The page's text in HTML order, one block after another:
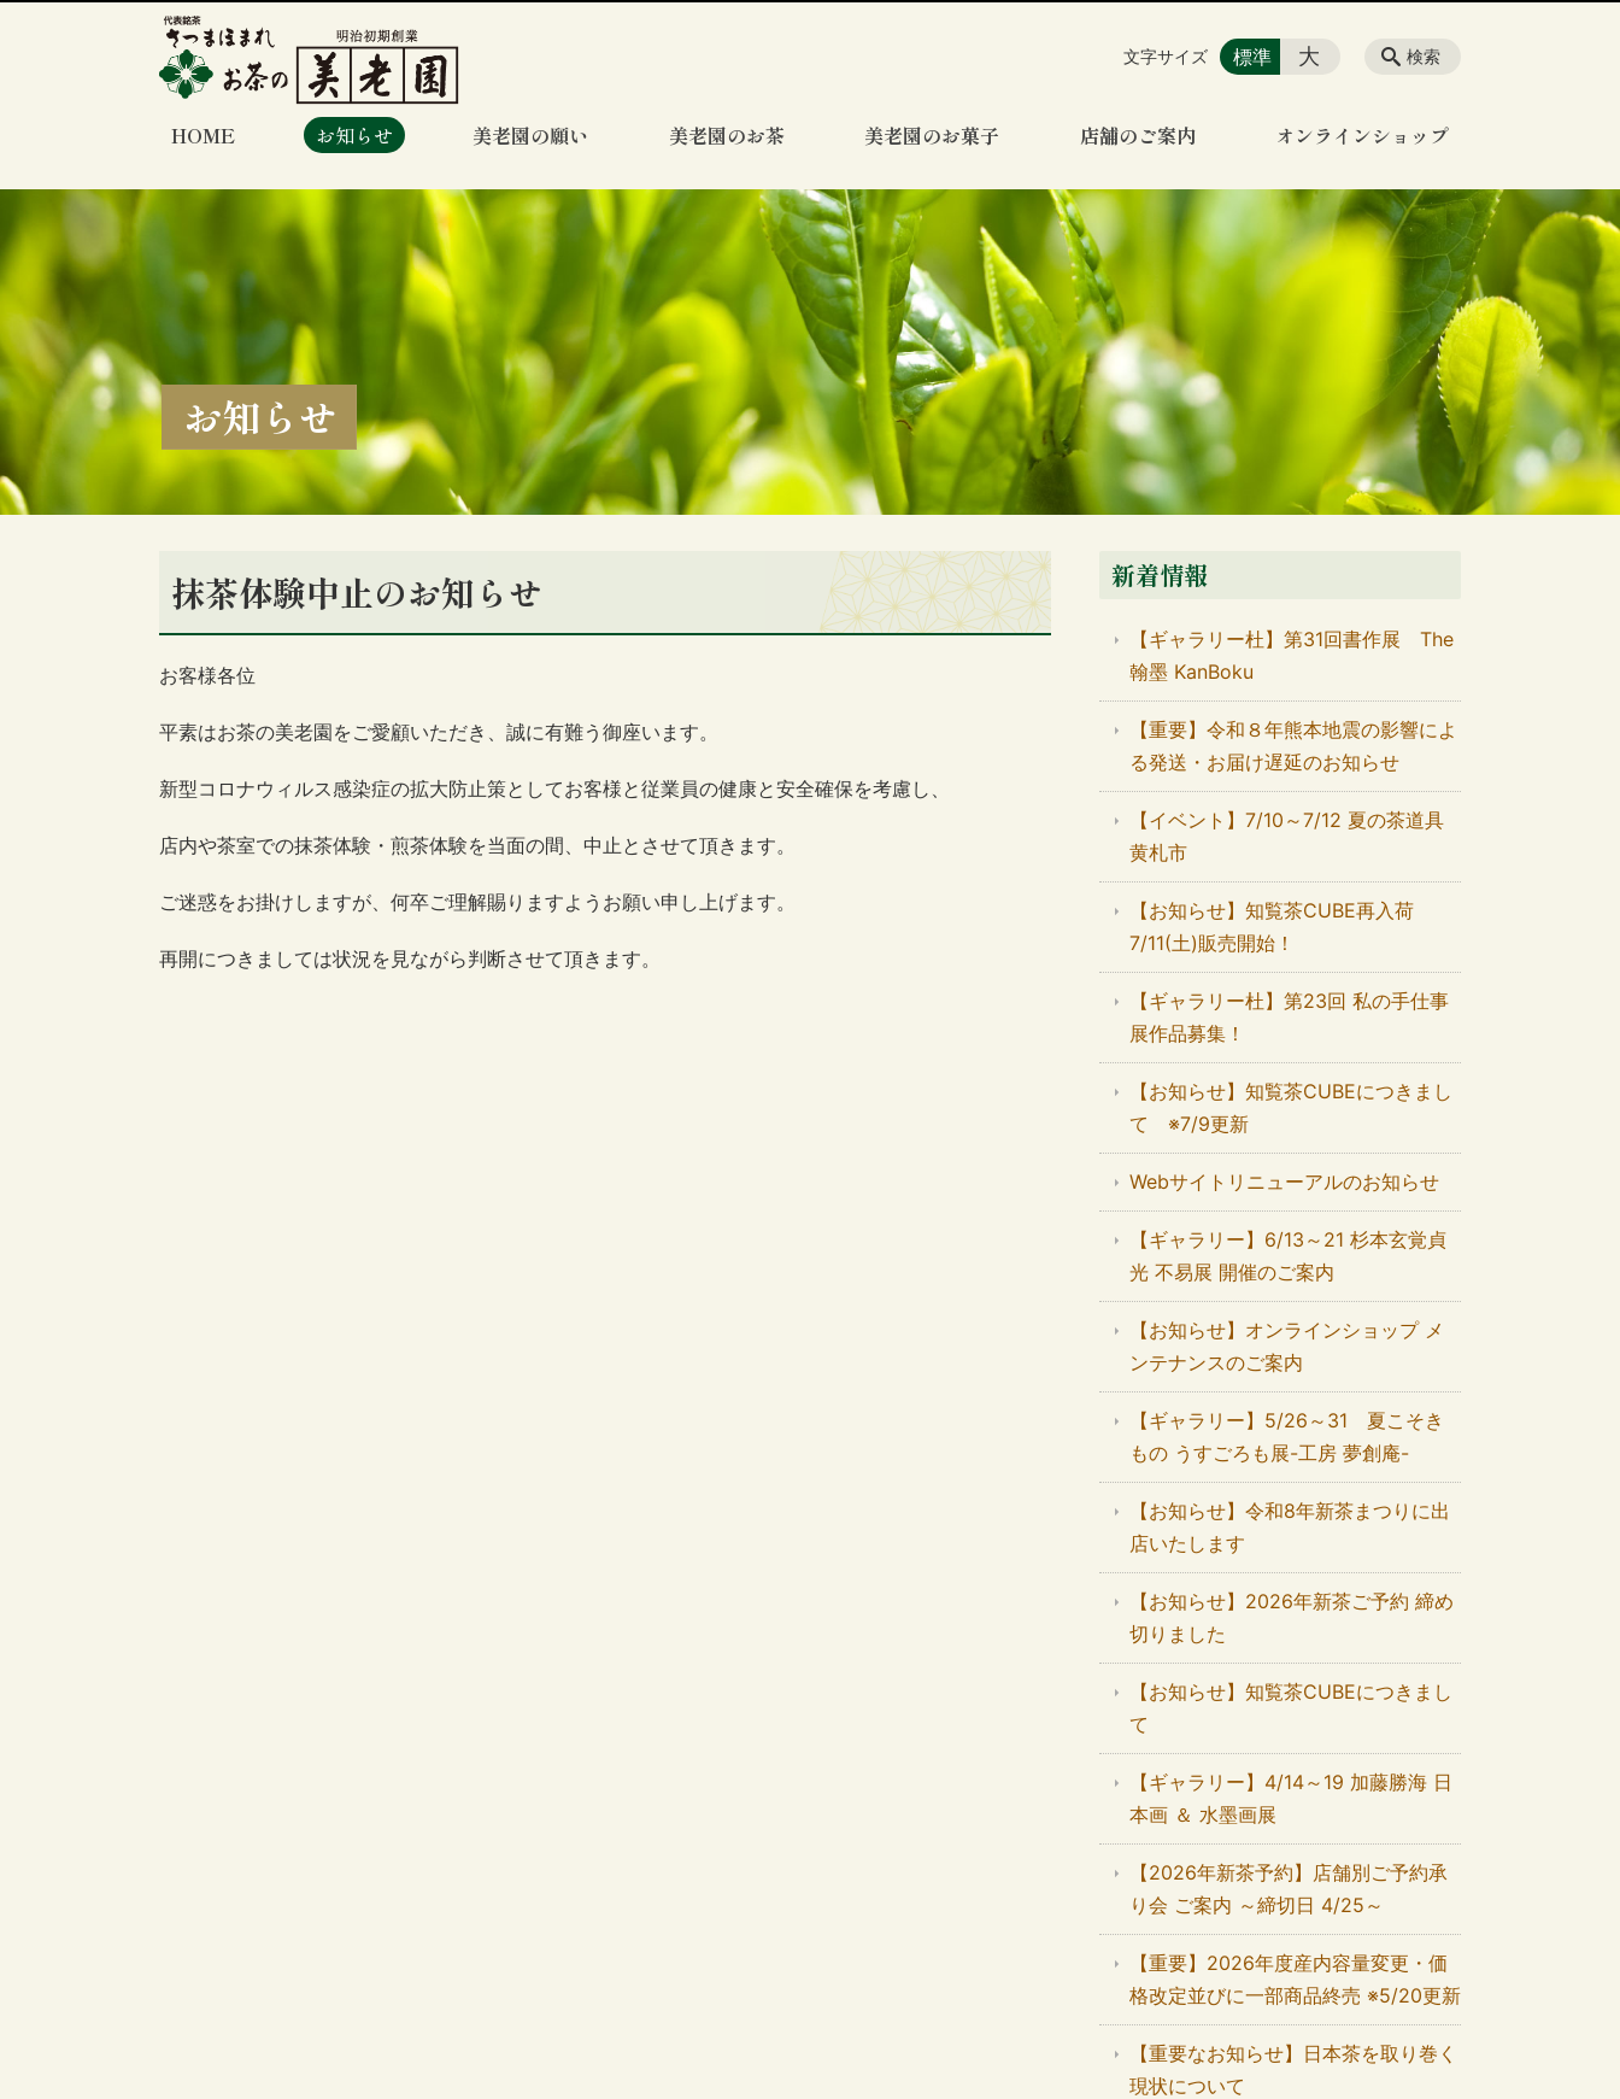
HOME お知らせ 美老園の願い 美老園のお茶 美老園のお菓子 店舗のご案内 オンラインショップ
検索
文字サイズ 標準 大
お知らせ
抹茶体験中止のお知らせ
お客様各位
平素はお茶の美老園をご愛顧いただき、誠に有難う御座います。
新型コロナウィルス感染症の拡大防止策としてお客様と従業員の健康と安全確保を考慮し、
店内や茶室での抹茶体験・煎茶体験を当面の間、中止とさせて頂きます。
ご迷惑をお掛けしますが、何卒ご理解賜りますようお願い申し上げます。
再開につきましては状況を見ながら判断させて頂きます。
新着情報
【ギャラリー杜】第31回書作展 The
翰墨 KanBoku
【重要】令和８年熊本地震の影響によ
る発送・お届け遅延のお知らせ
【イベント】7/10～7/12 夏の茶道具
黄札市
【お知らせ】知覧茶CUBE再入荷
7/11(土)販売開始！
【ギャラリー杜】第23回 私の手仕事
展作品募集！
【お知らせ】知覧茶CUBEにつきまし
て ※7/9更新
Webサイトリニューアルのお知らせ
【ギャラリー】6/13～21 杉本玄覚貞
光 不易展 開催のご案内
【お知らせ】オンラインショップ メ
ンテナンスのご案内
【ギャラリー】5/26～31 夏こそき
もの うすごろも展-工房 夢創庵-
【お知らせ】令和8年新茶まつりに出
店いたします
【お知らせ】2026年新茶ご予約 締め
切りました
【お知らせ】知覧茶CUBEにつきまし
て
【ギャラリー】4/14～19 加藤勝海 日
本画 ＆ 水墨画展
【2026年新茶予約】店舗別ご予約承
り会 ご案内 ～締切日 4/25～
【重要】2026年度産内容量変更・価
格改定並びに一部商品終売 ※5/20更新
【重要なお知らせ】日本茶を取り巻く
現状について